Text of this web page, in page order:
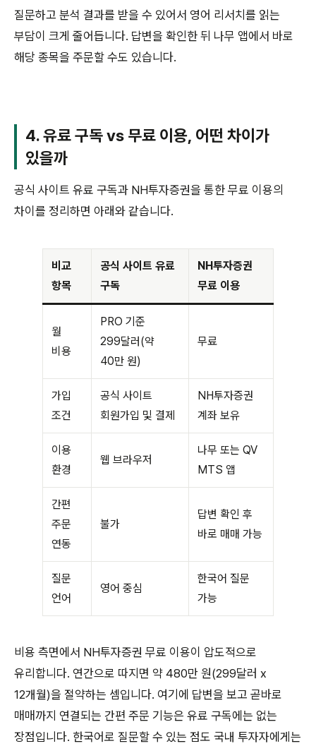
질문하고 분석 결과를 받을 수 있어서 영어 리서치를 읽는
부담이 크게 줄어듭니다. 답변을 확인한 뒤 나무 앱에서 바로
해당 종목을 주문할 수도 있습니다.
4. 유료 구독 vs 무료 이용, 어떤 차이가
있을까
공식 사이트 유료 구독과 NH투자증권을 통한 무료 이용의
차이를 정리하면 아래와 같습니다.
비교
항목
공식 사이트 유료
구독
NH투자증권
무료 이용
월
비용
PRO 기준
299달러(약
40만 원)
무료
가입
조건
공식 사이트
회원가입 및 결제
NH투자증권
계좌 보유
이용
환경
웹 브라우저
나무 또는 QV
MTS 앱
간편
주문
연동
불가
답변 확인 후
바로 매매 가능
질문
언어
영어 중심
한국어 질문
가능
비용 측면에서 NH투자증권 무료 이용이 압도적으로
유리합니다. 연간으로 따지면 약 480만 원(299달러 x
12개월)을 절약하는 셈입니다. 여기에 답변을 보고 곧바로
매매까지 연결되는 간편 주문 기능은 유료 구독에는 없는
장점입니다. 한국어로 질문할 수 있는 점도 국내 투자자에게는